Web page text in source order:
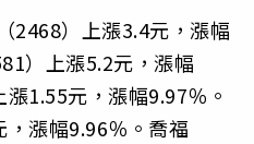
2468）上漲3.4元，漲幅
）上漲5.2元，漲幅
1.55元，漲幅9.97％。
漲幅9.96％。喬福